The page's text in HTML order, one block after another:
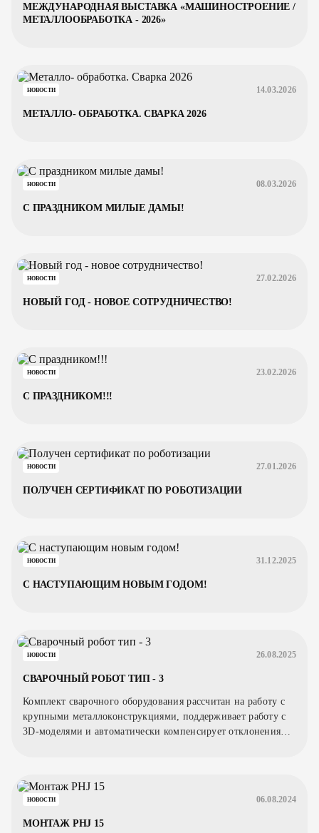
МЕЖДУНАРОДНАЯ ВЫСТАВКА «МАШИНОСТРОЕНИЕ /
МЕТАЛЛООБРАБОТКА - 2026»
НОВОСТИ 14.03.2026
МЕТАЛЛО- ОБРАБОТКА. СВАРКА 2026
НОВОСТИ 08.03.2026
С ПРАЗДНИКОМ МИЛЫЕ ДАМЫ!
НОВОСТИ 27.02.2026
НОВЫЙ ГОД - НОВОЕ СОТРУДНИЧЕСТВО!
НОВОСТИ 23.02.2026
С ПРАЗДНИКОМ!!!
НОВОСТИ 27.01.2026
ПОЛУЧЕН СЕРТИФИКАТ ПО РОБОТИЗАЦИИ
НОВОСТИ 31.12.2025
С НАСТУПАЮЩИМ НОВЫМ ГОДОМ!
НОВОСТИ 26.08.2025
СВАРОЧНЫЙ РОБОТ ТИП - 3
Комплект сварочного оборудования рассчитан на работу с
крупными металлоконструкциями, поддерживает работу с
3D-моделями и автоматически компенсирует отклонения
НОВОСТИ 06.08.2024
МОНТАЖ PHJ 15